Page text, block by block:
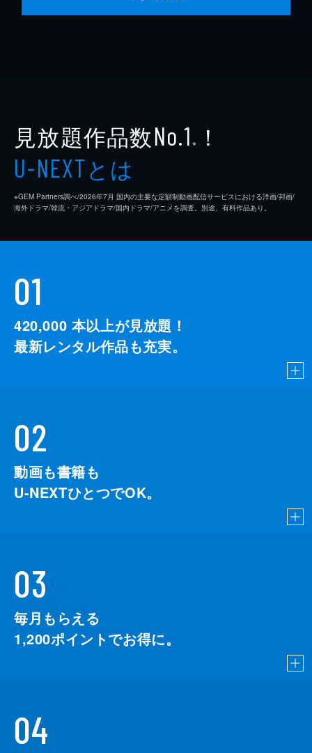
見放題作品数No.1 ※ ！
U-NEXTとは
※GEM Partners調べ/2026年7⽉ 国内の主要な定額制動画配信サービスにおける洋画/邦画/
海外ドラマ/韓流・アジアドラマ/国内ドラマ/アニメを調査。別途、有料作品あり。
01
420,000 本以上が見放題！
最新レンタル作品も充実。
02
動画も書籍も
U-NEXTひとつでOK。
03
毎月もらえる
1,200ポイントでお得に。
04